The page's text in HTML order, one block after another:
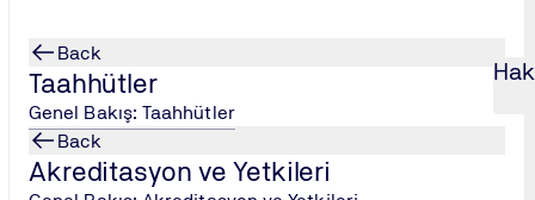
Back
Taahhütler
Genel Bakış: Taahhütler
Back
Akreditasyon ve Yetkileri
ISO 14001 2015 Bilgilendirme E...
ğitimi 2025 SE